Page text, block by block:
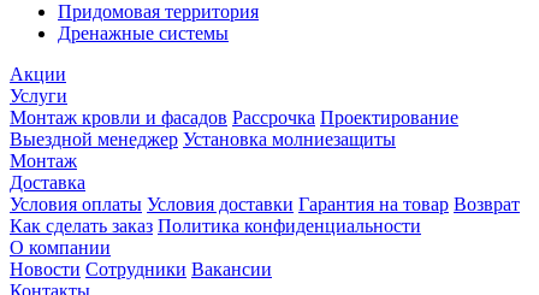
Придомовая территория
Дренажные системы
Акции
Услуги
Монтаж кровли и фасадов Рассрочка Проектирование
Выездной менеджер Установка молниезащиты
Монтаж
Доставка
Условия оплаты Условия доставки Гарантия на товар Возврат
Как сделать заказ Политика конфиденциальности
О компании
Новости Сотрудники Вакансии
Контакты